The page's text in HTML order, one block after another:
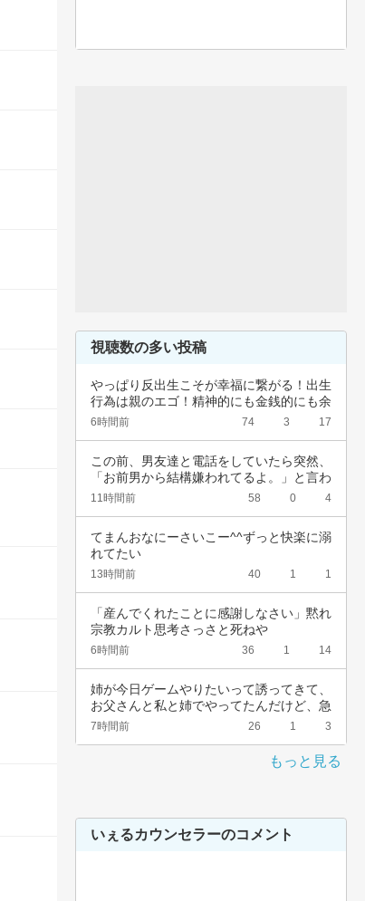
視聴数の多い投稿
やっぱり反出生こそが幸福に繋がる！出生
行為は親のエゴ！精神的にも金銭的にも余
裕ないく…
6時間前 74 3 17
この前、男友達と電話をしていたら突然、
「お前男から結構嫌われてるよ。」と言わ
れました…
11時間前 58 0 4
てまんおなにーさいこー^^ずっと快楽に溺
れてたい
13時間前 40 1 1
「産んでくれたことに感謝しなさい」黙れ
宗教カルト思考さっさと死ねや
6時間前 36 1 14
姉が今日ゲームやりたいって誘ってきて、
お父さんと私と姉でやってたんだけど、急
に不機嫌…
7時間前 26 1 3
もっと見る
いぇるカウンセラーのコメント